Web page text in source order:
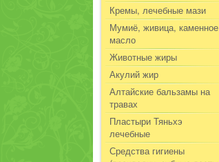
Кремы, лечебные мази
Мумиё, живица, каменное
масло
Животные жиры
Акулий жир
Алтайские бальзамы на
травах
Пластыри Тяньхэ
лечебные
Средства гигиены